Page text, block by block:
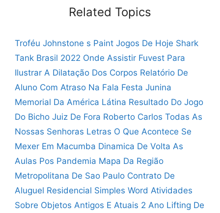
Related Topics
Troféu Johnstone s Paint Jogos De Hoje Shark
Tank Brasil 2022 Onde Assistir Fuvest Para
Ilustrar A Dilatação Dos Corpos Relatório De
Aluno Com Atraso Na Fala Festa Junina
Memorial Da América Látina Resultado Do Jogo
Do Bicho Juiz De Fora Roberto Carlos Todas As
Nossas Senhoras Letras O Que Acontece Se
Mexer Em Macumba Dinamica De Volta As
Aulas Pos Pandemia Mapa Da Região
Metropolitana De Sao Paulo Contrato De
Aluguel Residencial Simples Word Atividades
Sobre Objetos Antigos E Atuais 2 Ano Lifting De